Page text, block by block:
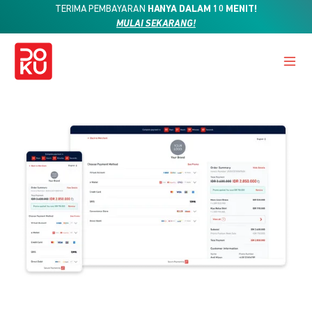
TERIMA PEMBAYARAN HANYA DALAM 10 MENIT!
MULAI SEKARANG!